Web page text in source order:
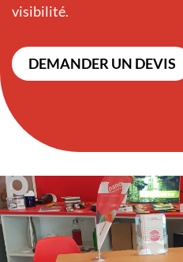
visibilité.
DEMANDER UN DEVIS